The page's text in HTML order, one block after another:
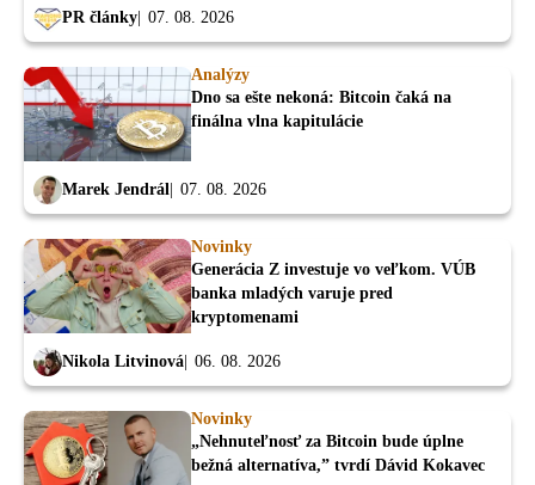
PR články 07. 08. 2026
Analýzy
Dno sa ešte nekoná: Bitcoin čaká na
finálna vlna kapitulácie
Marek Jendrál 07. 08. 2026
Novinky
Generácia Z investuje vo veľkom. VÚB
banka mladých varuje pred
kryptomenami
Nikola Litvinová 06. 08. 2026
Novinky
„Nehnuteľnosť za Bitcoin bude úplne
bežná alternatíva,” tvrdí Dávid Kokavec